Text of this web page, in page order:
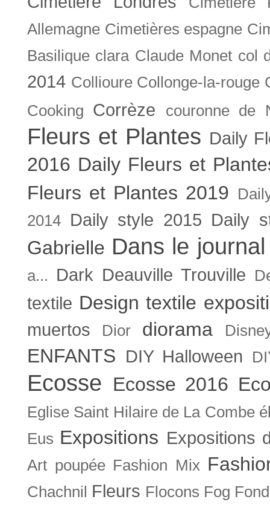
Allemagne Cimetières espagne
Basilique clara Claude Monet col
2014 Collioure Collonge-la-rouge
Cooking
Corrèze couronne de
Fleurs et Plantes Daily
2016 Daily Fleurs et
Fleurs et Plantes 2019
2014
Daily style 2015 Daily
Gabrielle Dans le journal
a... Dark Deauville Trouville
textile Design textile
muertos Dior diorama
ENFANTS DIY Halloween
Ecosse Ecosse 2016
Eglise Saint Hilaire de La Combe
Eus Expositions Expositions
Art poupée Fashion Mix
Chachnil Fleurs Flocons Fog